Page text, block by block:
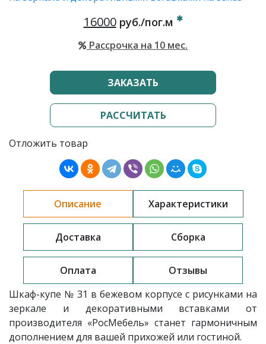
16000руб./пог.м
Рассрочка на 10 мес.
ЗАКАЗАТЬ
РАССЧИТАТЬ
Отложить товар
Описание Характеристики
Доставка Сборка
Оплата
Отзывы
Шкаф-купе № 31 в бежевом корпусе с рисунками на
зеркале и декоративными вставками от
производителя «РосМебель» станет гармоничным
дополнением для вашей прихожей или гостиной.